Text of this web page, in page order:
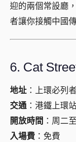
迎的兩個常設廳
者讓你接觸中國
6. Cat
地址 ：上環必列
交通 ：港鐵上環
開放時間 ：周二
入場費 ：免費